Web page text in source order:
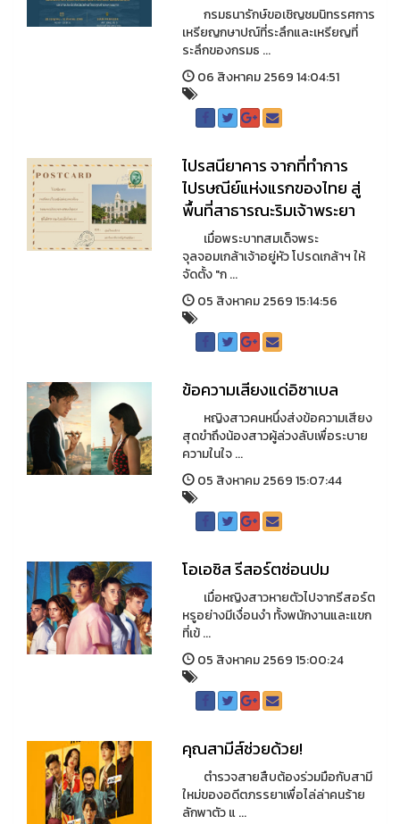
กรมธนารักษ์ขอเชิญชมนิทรรศการ
เหรียญกษาปณ์ที่ระลึกและเหรียญที่
ระลึกของกรมธ ...
06 สิงหาคม 2569 14:04:51
ไปรสนียาคาร จากที่ทำการ
ไปรษณีย์แห่งแรกของไทย สู่
พื้นที่สาธารณะริมเจ้าพระยา
เมื่อพระบาทสมเด็จพระ
จุลจอมเกล้าเจ้าอยู่หัว โปรดเกล้าฯ ให้
จัดตั้ง "ก ...
05 สิงหาคม 2569 15:14:56
ข้อความเสียงแด่อิซาเบล
หญิงสาวคนหนึ่งส่งข้อความเสียง
สุดขำถึงน้องสาวผู้ล่วงลับเพื่อระบาย
ความในใจ ...
05 สิงหาคม 2569 15:07:44
โอเอซิส รีสอร์ตซ่อนปม
เมื่อหญิงสาวหายตัวไปจากรีสอร์ต
หรูอย่างมีเงื่อนงำ ทั้งพนักงานและแขก
ที่เข้ ...
05 สิงหาคม 2569 15:00:24
คุณสามีส์ช่วยด้วย!
ตำรวจสายสืบต้องร่วมมือกับสามี
ใหม่ของอดีตภรรยาเพื่อไล่ล่าคนร้าย
ลักพาตัว แ ...